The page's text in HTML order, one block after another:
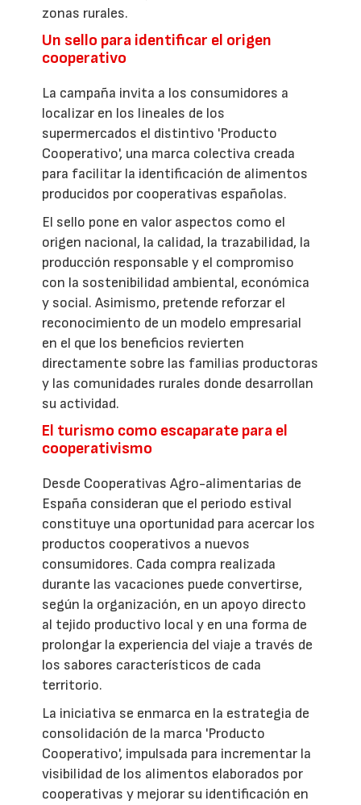
zonas rurales.
Un sello para identificar el origen
cooperativo
La campaña invita a los consumidores a
localizar en los lineales de los
supermercados el distintivo 'Producto
Cooperativo', una marca colectiva creada
para facilitar la identificación de alimentos
producidos por cooperativas españolas.
El sello pone en valor aspectos como el
origen nacional, la calidad, la trazabilidad, la
producción responsable y el compromiso
con la sostenibilidad ambiental, económica
y social. Asimismo, pretende reforzar el
reconocimiento de un modelo empresarial
en el que los beneficios revierten
directamente sobre las familias productoras
y las comunidades rurales donde desarrollan
su actividad.
El turismo como escaparate para el
cooperativismo
Desde Cooperativas Agro-alimentarias de
España consideran que el periodo estival
constituye una oportunidad para acercar los
productos cooperativos a nuevos
consumidores. Cada compra realizada
durante las vacaciones puede convertirse,
según la organización, en un apoyo directo
al tejido productivo local y en una forma de
prolongar la experiencia del viaje a través de
los sabores característicos de cada
territorio.
La iniciativa se enmarca en la estrategia de
consolidación de la marca 'Producto
Cooperativo', impulsada para incrementar la
visibilidad de los alimentos elaborados por
cooperativas y mejorar su identificación en